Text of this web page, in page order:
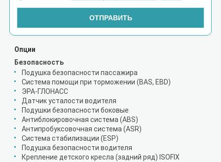
ОТПРАВИТЬ
Опции
Безопасность
Подушка безопасности пассажира
Система помощи при торможении (BAS, EBD)
ЭРА-ГЛОНАСС
Датчик усталости водителя
Подушки безопасности боковые
Антиблокировочная система (ABS)
Антипробуксовочная система (ASR)
Система стабилизации (ESP)
Подушка безопасности водителя
Крепление детского кресла (задний ряд) ISOFIX